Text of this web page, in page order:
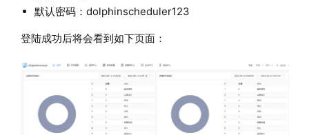
默认密码：dolphinscheduler123
登陆成功后将会看到如下页面：